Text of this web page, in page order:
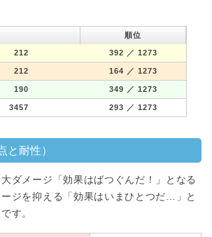
順位
212 392 ／ 1273
212 164 ／ 1273
190 349 ／ 1273
3457 293 ／ 1273
と耐性）
大ダメージ「効果はばつぐんだ！」となる
ジを抑える「効果はいまひとつだ…」と
す。